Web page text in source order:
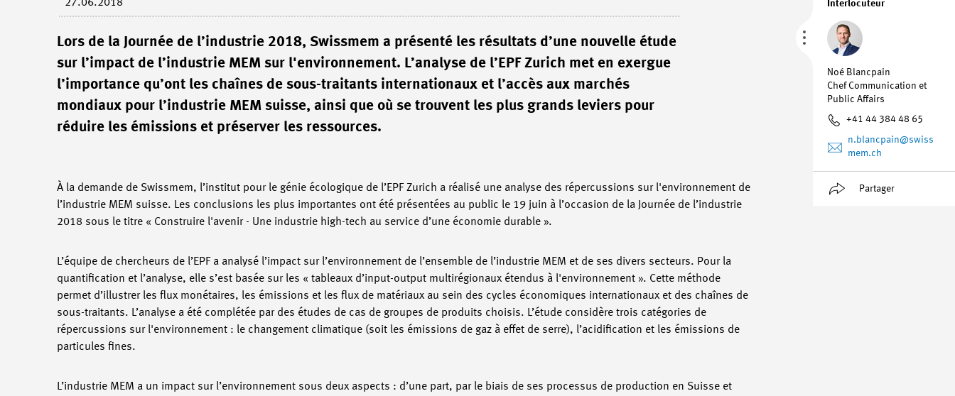
Interlocuteur
Noé Blancpain
Chef Communication et
Public Affairs
+41 44 384 48 65
n.blancpain@swiss
mem.ch
Partager
27.06.2018
Lors de la Journée de l’industrie 2018, Swissmem a présenté les résultats d’une nouvelle étude
sur l’impact de l’industrie MEM sur l'environnement. L’analyse de l’EPF Zurich met en exergue
l’importance qu’ont les chaînes de sous-traitants internationaux et l’accès aux marchés
mondiaux pour l’industrie MEM suisse, ainsi que où se trouvent les plus grands leviers pour
réduire les émissions et préserver les ressources.
À la demande de Swissmem, l’institut pour le génie écologique de l’EPF Zurich a réalisé une analyse des répercussions sur l'environnement de
l’industrie MEM suisse. Les conclusions les plus importantes ont été présentées au public le 19 juin à l’occasion de la Journée de l’industrie
2018 sous le titre « Construire l'avenir - Une industrie high-tech au service d’une économie durable ».
L’équipe de chercheurs de l’EPF a analysé l’impact sur l’environnement de l’ensemble de l’industrie MEM et de ses divers secteurs. Pour la
quantification et l’analyse, elle s’est basée sur les « tableaux d’input-output multirégionaux étendus à l'environnement ». Cette méthode
permet d’illustrer les flux monétaires, les émissions et les flux de matériaux au sein des cycles économiques internationaux et des chaînes de
sous-traitants. L’analyse a été complétée par des études de cas de groupes de produits choisis. L’étude considère trois catégories de
répercussions sur l'environnement : le changement climatique (soit les émissions de gaz à effet de serre), l’acidification et les émissions de
particules fines.
L’industrie MEM a un impact sur l’environnement sous deux aspects : d’une part, par le biais de ses processus de production en Suisse et